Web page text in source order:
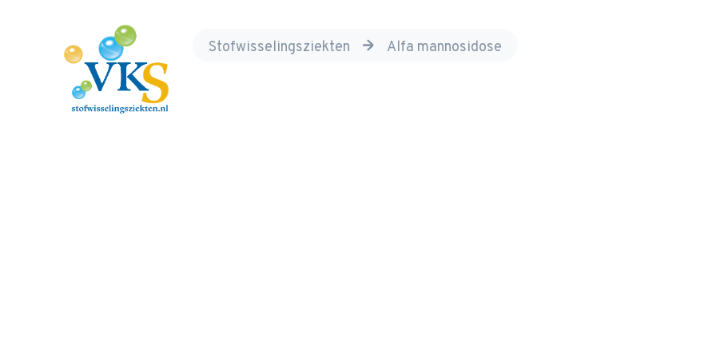
Volwassenen, Kinderen en Stofwisselingsziekten
Stofwisselingsziekten
alfa mannosidose